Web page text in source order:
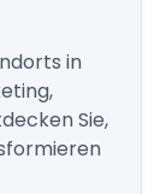
in
Sie,